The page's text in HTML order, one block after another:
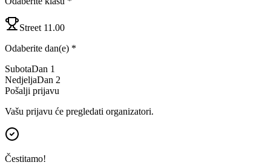
Street 11.00
Odaberite dan(e) *
SubotaDan 1
NedjeljaDan 2
Pošalji prijavu
Vašu prijavu će pregledati organizatori.
Čestitamo!